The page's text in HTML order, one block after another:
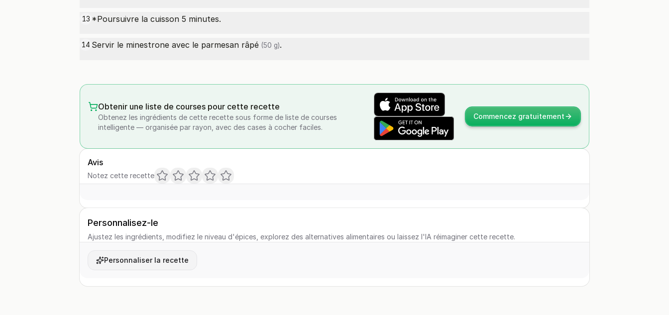
13 *Poursuivre la cuisson 5 minutes.
14 Servir le minestrone avec le parmesan râpé (50 g).
Obtenir une liste de courses pour cette recette
Obtenez les ingrédients de cette recette sous forme de liste de courses
intelligente — organisée par rayon, avec des cases à cocher faciles.
Commencez gratuitement
Avis
Notez cette recette
Personnalisez-le
Ajustez les ingrédients, modifiez le niveau d'épices, explorez des alternatives alimentaires ou laissez l'IA réimaginer cette recette.
Personnaliser la recette